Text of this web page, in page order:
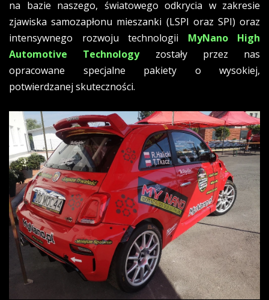
na bazie naszego, światowego odkrycia w zakresie
zjawiska samozapłonu mieszanki (LSPI oraz SPI) oraz
intensywnego rozwoju technologii MyNano High
Automotive Technology
zostały przez nas
opracowane specjalne pakiety o wysokiej,
potwierdzanej skuteczności.